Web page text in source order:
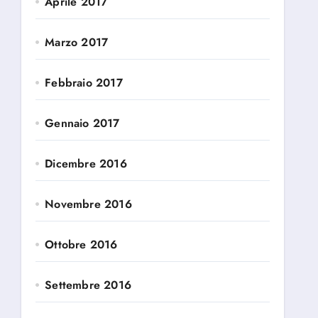
Marzo 2017
Febbraio 2017
Gennaio 2017
Dicembre 2016
Novembre 2016
Ottobre 2016
Settembre 2016